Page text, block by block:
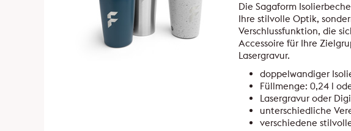
Die Sagaform
Ihre stilvolle Optik,
Verschlussfunktion, die
Accessoire für Ihre
Lasergravur.
doppelwandiger
Füllmenge: 0,24 l
Lasergravur oder
unterschiedliche
verschiedene